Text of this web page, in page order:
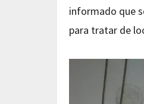
informado que
para tratar de